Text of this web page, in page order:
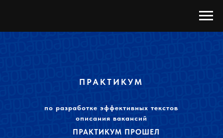
ПРАКТИКУМ
по разработке эффективных текстов
описания вакансий
ПРАКТИКУМ ПРОШЕЛ